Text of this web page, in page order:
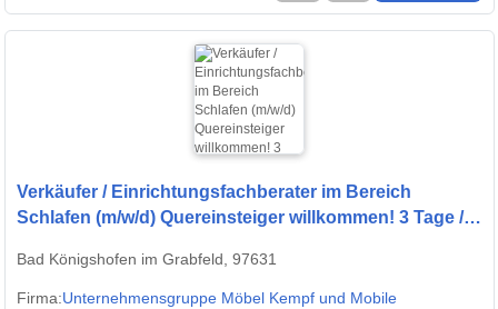
Verkäufer / Einrichtungsfachberater im Bereich
Schlafen (m/w/d) Quereinsteiger willkommen! 3 Tage / 4
Bad Königshofen im Grabfeld, 97631
Firma:Unternehmensgruppe Möbel Kempf und Mobile